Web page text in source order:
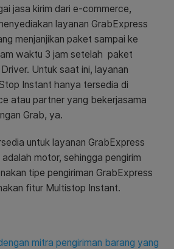
jasa kirim dari e-commerce,
layanan GrabExpress
menjanjikan paket sampai ke
waktu 3 jam setelah paket
Untuk saat ini, layanan
Instant hanya tersedia di
atau partner yang bekerjasama
Grab, ya.
untuk layanan GrabExpress
motor, sehingga pengirim
tipe pengiriman GrabExpress
fitur Multistop Instant.
mitra pengiriman barang yang